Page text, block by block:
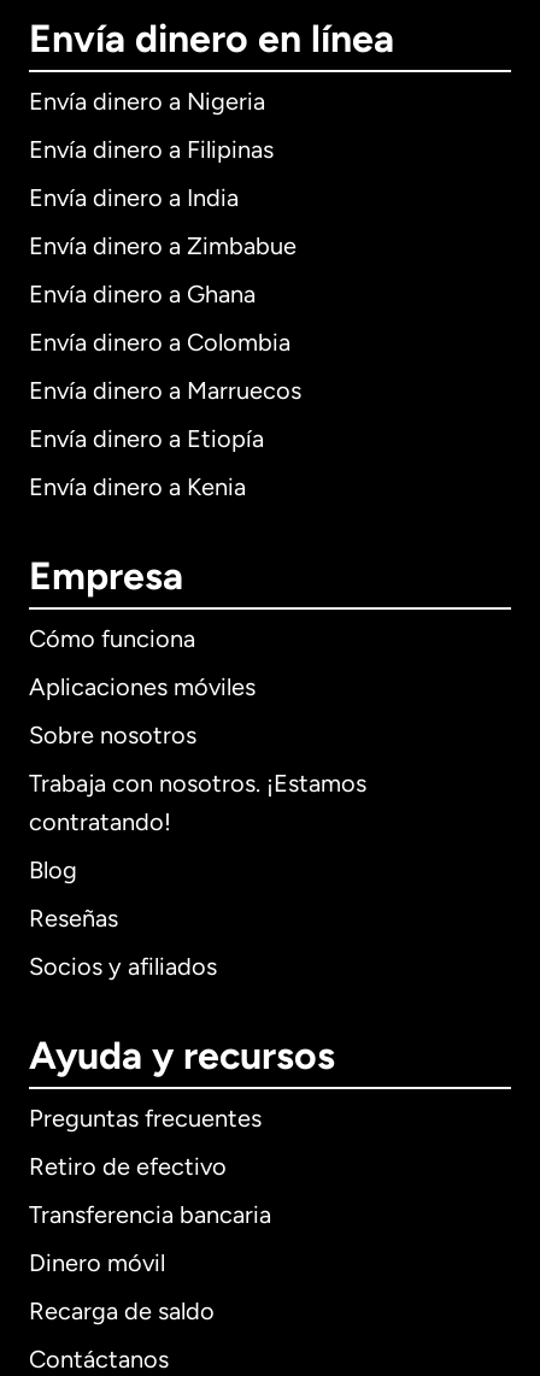
Envía dinero en línea
Envía dinero a Nigeria
Envía dinero a Filipinas
Envía dinero a India
Envía dinero a Zimbabue
Envía dinero a Ghana
Envía dinero a Colombia
Envía dinero a Marruecos
Envía dinero a Etiopía
Envía dinero a Kenia
Empresa
Cómo funciona
Aplicaciones móviles
Sobre nosotros
Trabaja con nosotros. ¡Estamos
contratando!
Blog
Reseñas
Socios y afiliados
Ayuda y recursos
Preguntas frecuentes
Retiro de efectivo
Transferencia bancaria
Dinero móvil
Recarga de saldo
Contáctanos